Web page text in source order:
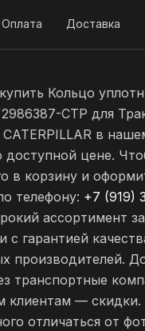
Оплата Доставка
Кольцо
CTP для
в
доступной цене.
в корзину и
телефону: +7 (919)
ассортимент
с гарантией
производителей.
транспортные
клиентам —
отличаться от